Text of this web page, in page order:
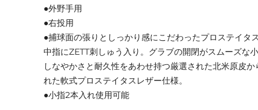
●外野手用
●右投用
●捕球面の張りとしっかり感にこだわったプロステイタ
中指にZETT刺しゅう入り。グラブの開閉がスムーズな
しなやかさと耐久性をあわせ持つ厳選された北米原皮
れた軟式プロステイタスレザー仕様。
●小指2本入れ使用可能